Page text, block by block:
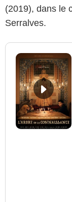
(2019), dans le
Serralves.